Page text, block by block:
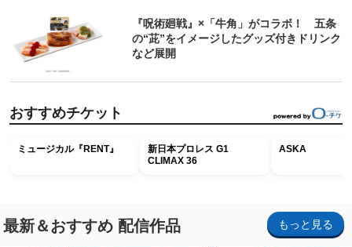
『呪術廻戦』×「牛角」がコラボ！ 五条
の“茈”をイメージしたグッズ付きドリンク
など展開
おすすめチケット
ミュージカル『RENT』
新日本プロレス G1
CLIMAX 36
ASKA
最新＆おすすめ 配信作品 もっと見る